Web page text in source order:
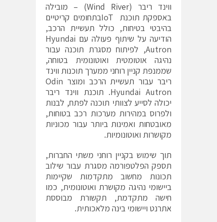
ווינד ריבר (Wind River) – מובילה
באספקת תוכנת IoTבתחומים קריטיים
בהיבטי בטיחות, כולל תעשיית הרכב,
הודיעה על שיתוף פעולה עם Hyundai
Autron, לפיתוח מסגרת תוכנה עבור
נהיגה אוטומטית ואוטונומית בטוחה,
שממנפת קניין רוחני ממערך תוכנות ווינד
ריבר עבור תעשיית הרכב ומוצר Odin
Hyundai Autron. תוכנת ווינד ריבר
יכולה לסייע לצוותי תוכנה לפתח, לבנות
ולפרוס במהירות מערכות רכב בטוחות,
מאובטחות ואמינות ביותר עבור מכוניות
מקושרות ואוטונומיות.
תוך שימוש בקניין רוחני משתי החברות,
תספק הפלטפורמה מסגרת עבור שילוב
תכונות מחשוב מתקדמות שקיימות
ביישומי נהיגה מקושרת ואוטונומית, כמו
חישה מתקדמת, תקשורת מבוססת
אתרנט ויישומי בינה מלאכותית.